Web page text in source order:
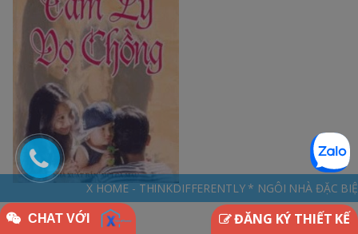
ĐĂNG KÝ THIẾT KẾ
CHAT VỚI
X HOME - THINKDIFFERENTLY * NGÔI NHÀ ĐẶC BIỆT - SUY